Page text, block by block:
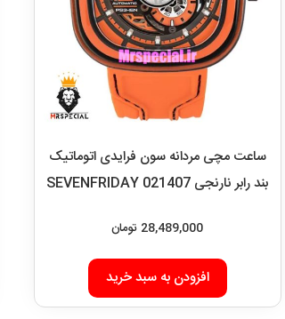
ساعت مچی مردانه سون فرایدی اتوماتیک
بند رابر نارنجی SEVENFRIDAY 021407
28,489,000 تومان
افزودن به سبد خرید